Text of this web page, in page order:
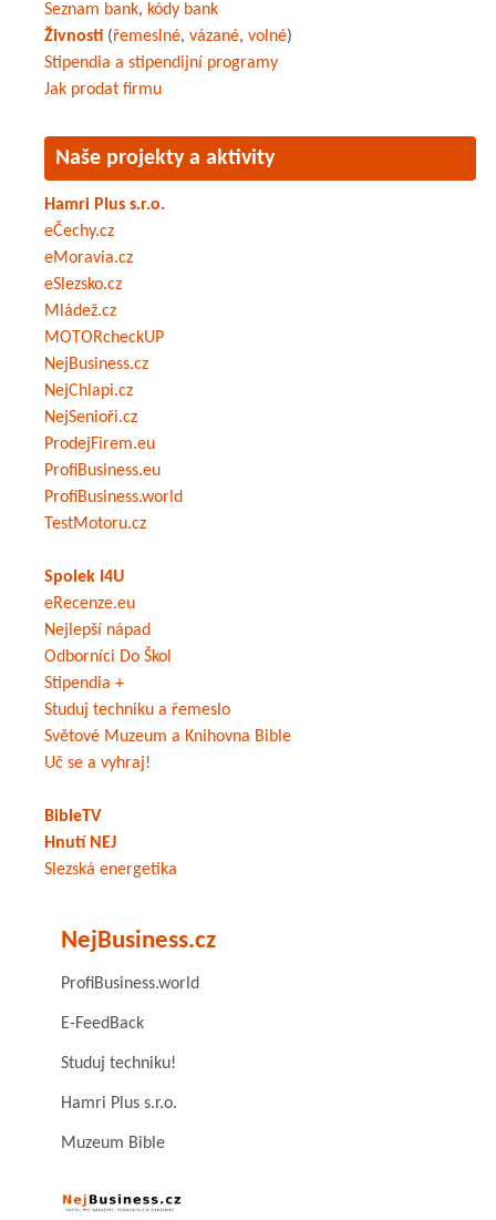
Seznam bank, kódy bank
Živnosti (řemeslné, vázané, volné)
Stipendia a stipendijní programy
Jak prodat firmu
Naše projekty a aktivity
Hamri Plus s.r.o.
eČechy.cz
eMoravia.cz
eSlezsko.cz
Mládež.cz
MOTORcheckUP
NejBusiness.cz
NejChlapi.cz
NejSenioři.cz
ProdejFirem.eu
ProfiBusiness.eu
ProfiBusiness.world
TestMotoru.cz
Spolek I4U
eRecenze.eu
Nejlepší nápad
Odborníci Do Škol
Stipendia +
Studuj techniku a řemeslo
Světové Muzeum a Knihovna Bible
Uč se a vyhraj!
BibleTV
Hnutí NEJ
Slezská energetika
NejBusiness.cz
ProfiBusiness.world
E-FeedBack
Studuj techniku!
Hamri Plus s.r.o.
Muzeum Bible